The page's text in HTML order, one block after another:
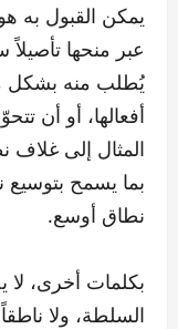
يمكن القبول به
عبر منحها
يُطلب منه بشكل
أفعالها، أو أن
المثال إلى
بما يسمح بتوسيع
نطاق أوسع.
بكلمات أخرى،
السلطة، ولا